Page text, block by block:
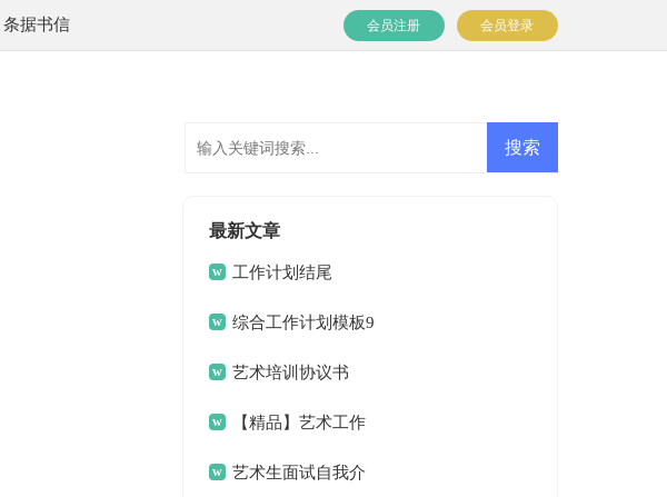
条据书信 会员登录
会员注册
最新文章
工作计划结尾
综合工作计划模板9
篇 艺术培训协议书
【精品】艺术工作
计划三篇
艺术生面试自我介